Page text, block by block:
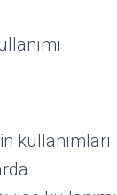
kullanımları